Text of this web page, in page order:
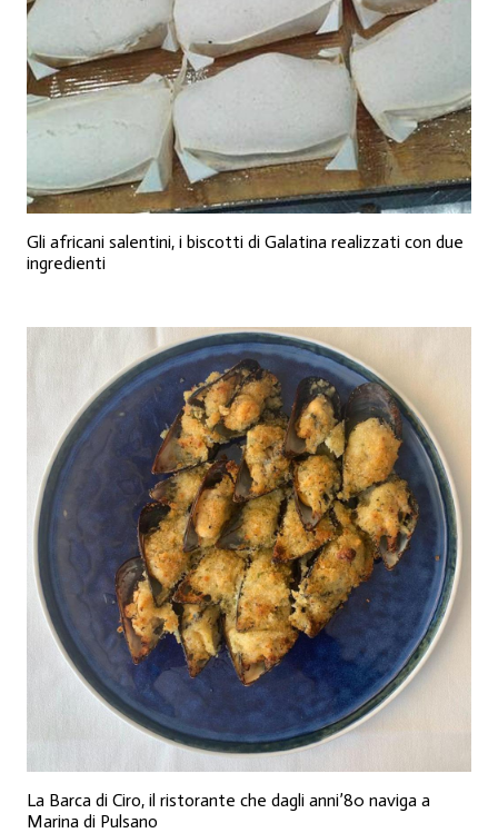
Gli africani salentini, i biscotti di Galatina realizzati con due
ingredienti
La Barca di Ciro, il ristorante che dagli anni’80 naviga a
Marina di Pulsano